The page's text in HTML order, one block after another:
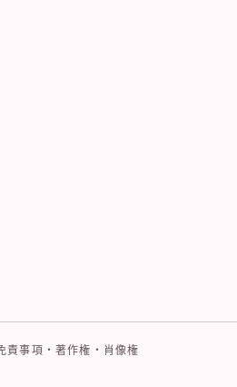
責事項・著作権・肖像権